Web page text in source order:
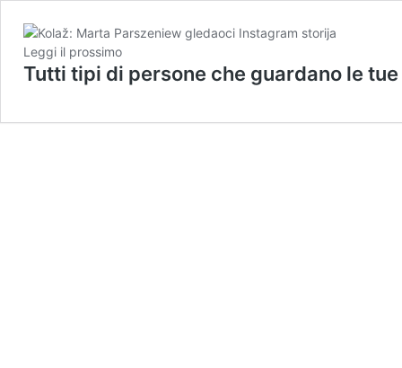
Leggi il prossimo
Tutti tipi di persone che guardano le